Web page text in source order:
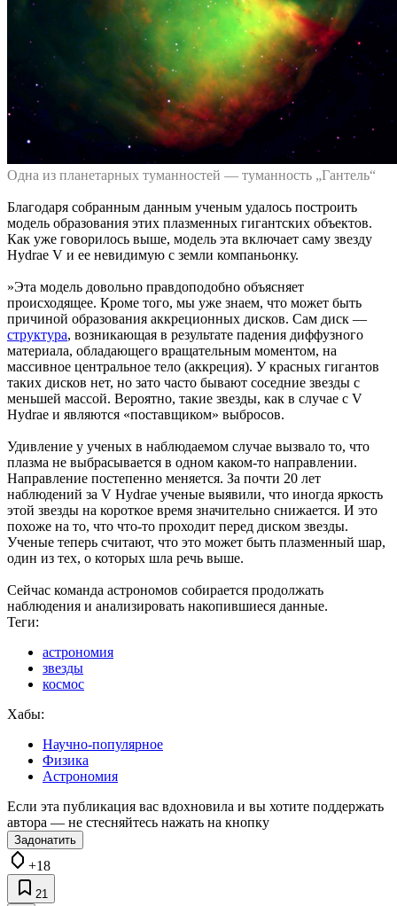
Одна из планетарных туманностей — туманность „Гантель“
Благодаря собранным данным ученым удалось построить
модель образования этих плазменных гигантских объектов.
Как уже говорилось выше, модель эта включает саму звезду
Hydrae V и ее невидимую с земли компаньонку.
»Эта модель довольно правдоподобно объясняет
происходящее. Кроме того, мы уже знаем, что может быть
причиной образования аккреционных дисков. Сам диск —
структура, возникающая в результате падения диффузного
материала, обладающего вращательным моментом, на
массивное центральное тело (аккреция). У красных гигантов
таких дисков нет, но зато часто бывают соседние звезды с
меньшей массой. Вероятно, такие звезды, как в случае с V
Hydrae и являются «поставщиком» выбросов.
Удивление у ученых в наблюдаемом случае вызвало то, что
плазма не выбрасывается в одном каком-то направлении.
Направление постепенно меняется. За почти 20 лет
наблюдений за V Hydrae ученые выявили, что иногда яркость
этой звезды на короткое время значительно снижается. И это
похоже на то, что что-то проходит перед диском звезды.
Ученые теперь считают, что это может быть плазменный шар,
один из тех, о которых шла речь выше.
Сейчас команда астрономов собирается продолжать
наблюдения и анализировать накопившиеся данные.
Теги:
астрономия
звезды
космос
Хабы:
Научно-популярное
Физика
Астрономия
Если эта публикация вас вдохновила и вы хотите поддержать
автора — не стесняйтесь нажать на кнопку
Задонатить
+18
21